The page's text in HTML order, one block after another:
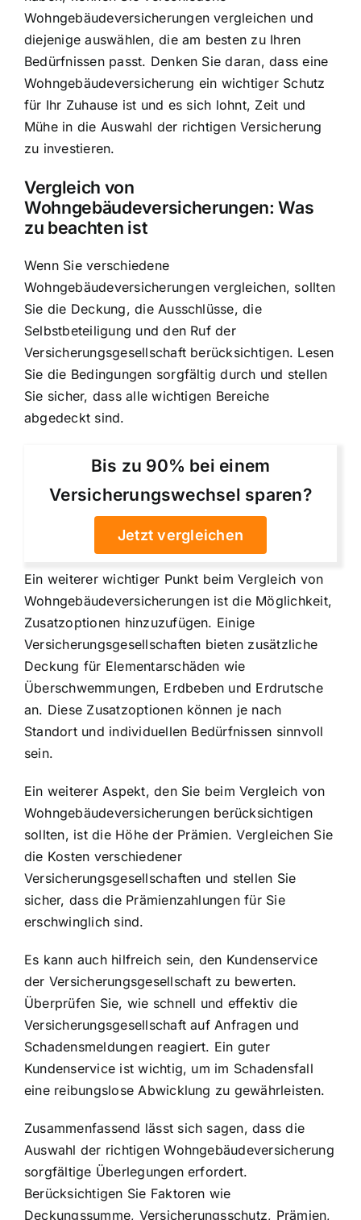
Wohngebäudeversicherungen vergleichen und
diejenige auswählen, die am besten zu Ihren
Bedürfnissen passt. Denken Sie daran, dass eine
Wohngebäudeversicherung ein wichtiger Schutz
für Ihr Zuhause ist und es sich lohnt, Zeit und
Mühe in die Auswahl der richtigen Versicherung
zu investieren.
Vergleich von
Wohngebäudeversicherungen: Was
zu beachten ist
Wenn Sie verschiedene
Wohngebäudeversicherungen vergleichen, sollten
Sie die Deckung, die Ausschlüsse, die
Selbstbeteiligung und den Ruf der
Versicherungsgesellschaft berücksichtigen. Lesen
Sie die Bedingungen sorgfältig durch und stellen
Sie sicher, dass alle wichtigen Bereiche
abgedeckt sind.
Bis zu 90% bei einem
Versicherungswechsel sparen?
Jetzt vergleichen
Ein weiterer wichtiger Punkt beim Vergleich von
Wohngebäudeversicherungen ist die Möglichkeit,
Zusatzoptionen hinzuzufügen. Einige
Versicherungsgesellschaften bieten zusätzliche
Deckung für Elementarschäden wie
Überschwemmungen, Erdbeben und Erdrutsche
an. Diese Zusatzoptionen können je nach
Standort und individuellen Bedürfnissen sinnvoll
sein.
Ein weiterer Aspekt, den Sie beim Vergleich von
Wohngebäudeversicherungen berücksichtigen
sollten, ist die Höhe der Prämien. Vergleichen Sie
die Kosten verschiedener
Versicherungsgesellschaften und stellen Sie
sicher, dass die Prämienzahlungen für Sie
erschwinglich sind.
Es kann auch hilfreich sein, den Kundenservice
der Versicherungsgesellschaft zu bewerten.
Überprüfen Sie, wie schnell und effektiv die
Versicherungsgesellschaft auf Anfragen und
Schadensmeldungen reagiert. Ein guter
Kundenservice ist wichtig, um im Schadensfall
eine reibungslose Abwicklung zu gewährleisten.
Zusammenfassend lässt sich sagen, dass die
Auswahl der richtigen Wohngebäudeversicherung
sorgfältige Überlegungen erfordert.
Berücksichtigen Sie Faktoren wie
Deckungssumme, Versicherungsschutz, Prämien,